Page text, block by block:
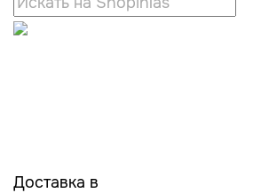
Доставка в